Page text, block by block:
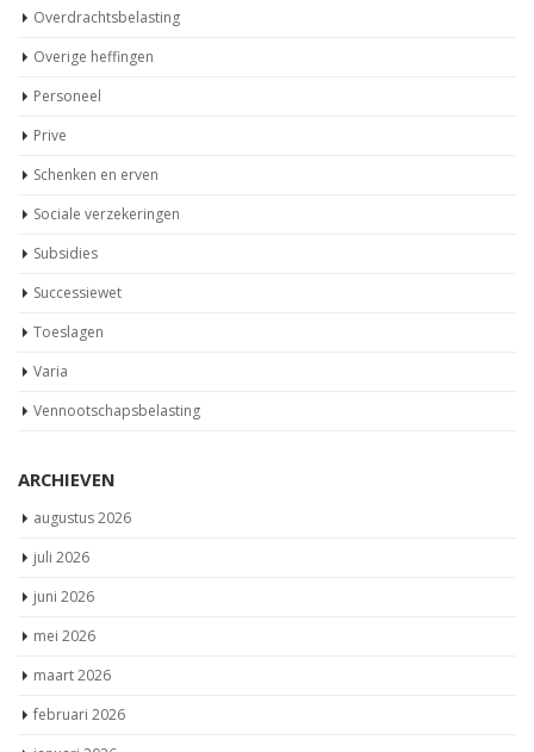
Overdrachtsbelasting
Overige heffingen
Personeel
Prive
Schenken en erven
Sociale verzekeringen
Subsidies
Successiewet
Toeslagen
Varia
Vennootschapsbelasting
ARCHIEVEN
augustus 2026
juli 2026
juni 2026
mei 2026
maart 2026
februari 2026